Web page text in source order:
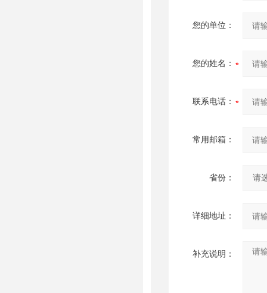
您的单位：
您的姓名：
联系电话：
常用邮箱：
省份：
详细地址：
补充说明：